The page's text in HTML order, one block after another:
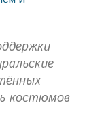
костюмов